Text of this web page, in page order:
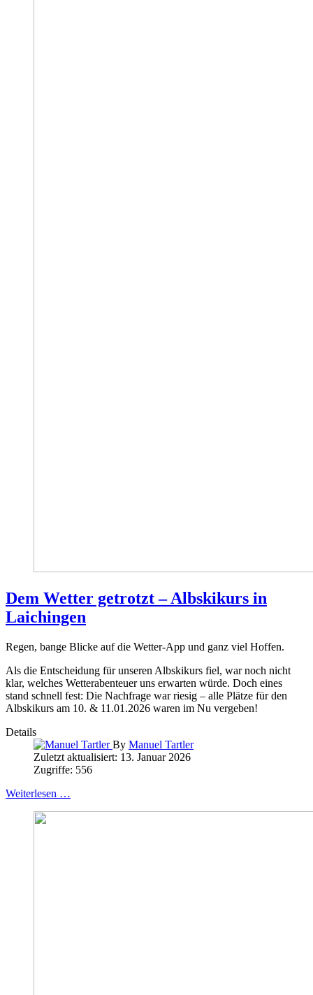
Dem Wetter getrotzt – Albskikurs in
Laichingen
Regen, bange Blicke auf die Wetter-App und ganz viel Hoffen.
Als die Entscheidung für unseren Albskikurs fiel, war noch nicht
klar, welches Wetterabenteuer uns erwarten würde. Doch eines
stand schnell fest: Die Nachfrage war riesig – alle Plätze für den
Albskikurs am 10. & 11.01.2026 waren im Nu vergeben!
Details
By Manuel Tartler
Zuletzt aktualisiert: 13. Januar 2026
Zugriffe: 556
Weiterlesen …